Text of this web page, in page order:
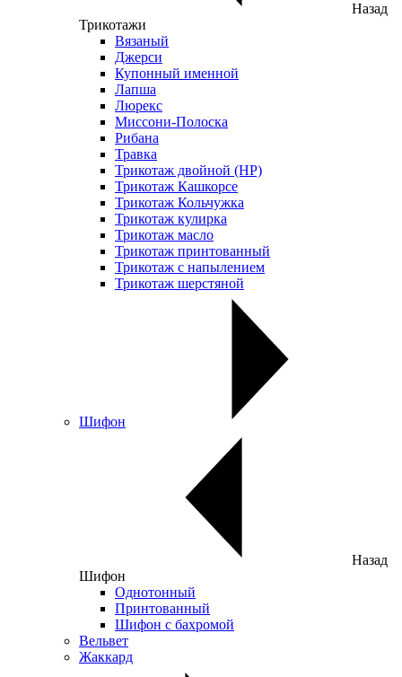
Назад
Трикотажи
Вязаный
Джерси
Купонный именной
Лапша
Люрекс
Миссони-Полоска
Рибана
Травка
Трикотаж двойной (НР)
Трикотаж Кашкорсе
Трикотаж Кольчужка
Трикотаж кулирка
Трикотаж масло
Трикотаж принтованный
Трикотаж с напылением
Трикотаж шерстяной
Шифон
Назад
Шифон
Однотонный
Принтованный
Шифон с бахромой
Вельвет
Жаккард